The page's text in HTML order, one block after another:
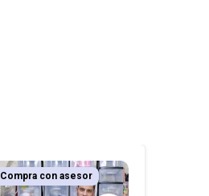
Compra con asesor